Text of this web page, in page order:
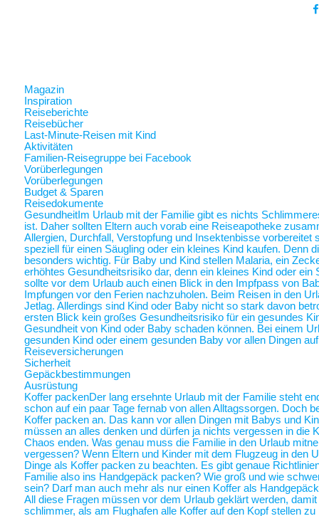
Magazin
Inspiration
Reiseberichte
Reisebücher
Last-Minute-Reisen mit Kind
Aktivitäten
Familien-Reisegruppe bei Facebook
Vorüberlegungen
Vorüberlegungen
Budget & Sparen
Reisedokumente
Gesundheit Im Urlaub mit der Familie gibt es nichts
ist. Daher sollten Eltern auch vorab eine Reiseapotheke
Allergien, Durchfall, Verstopfung und Insektenbisse
speziell für einen Säugling oder ein kleines Kind kaufen. Denn
besonders wichtig. Für Baby und Kind stellen Malaria, ein
erhöhtes Gesundheitsrisiko dar, denn ein kleines Kind oder
sollte vor dem Urlaub auch einen Blick in den Impfpass von
Impfungen vor den Ferien nachzuholen. Beim Reisen in den
Jetlag. Allerdings sind Kind oder Baby nicht so stark davon
ersten Blick kein großes Gesundheitsrisiko für ein gesundes
Gesundheit von Kind oder Baby schaden können. Bei einem
gesunden Kind oder einem gesunden Baby vor allen Dingen
Reiseversicherungen
Sicherheit
Gepäckbestimmungen
Ausrüstung
Koffer packenDer lang ersehnte Urlaub mit der Familie steht
schon auf ein paar Tage fernab von allen Alltagssorgen. Doch
Koffer packen an. Das kann vor allen Dingen mit Babys und
müssen an alles denken und dürfen ja nichts vergessen in die
Chaos enden. Was genau muss die Familie in den Urlaub
vergessen? Wenn Eltern und Kinder mit dem Flugzeug in den
Dinge als Koffer packen zu beachten. Es gibt genaue
Familie also ins Handgepäck packen? Wie groß und wie
sein? Darf man auch mehr als nur einen Koffer als
All diese Fragen müssen vor dem Urlaub geklärt werden,
schlimmer, als am Flughafen alle Koffer auf den Kopf stellen